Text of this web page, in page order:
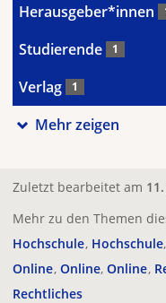
Herausgeber*innen
Studierende 1
Verlag 1
Mehr zeigen
Zuletzt bearbeitet am
Mehr zu den Themen
Hochschule Hochschule
Online Online Online
Rechtliches